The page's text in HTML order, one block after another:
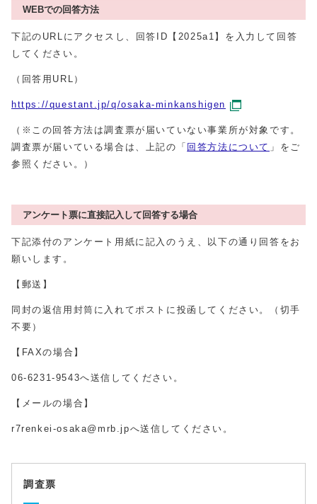
WEBでの回答方法
下記のURLにアクセスし、回答ID【2025a1】を入力して回答
してください。
（回答用URL）
https://questant.jp/q/osaka-minkanshigen
（※この回答方法は調査票が届いていない事業所が対象です。
調査票が届いている場合は、上記の「 回答方法について 」をご
参照ください。）
アンケート票に直接記入して回答する場合
下記添付のアンケート用紙に記入のうえ、以下の通り回答をお
願いします。
【郵送】
同封の返信用封筒に入れてポストに投函してください。（切手
不要）
【FAXの場合】
06-6231-9543へ送信してください。
【メールの場合】
r7renkei-osaka@mrb.jpへ送信してください。
調査票